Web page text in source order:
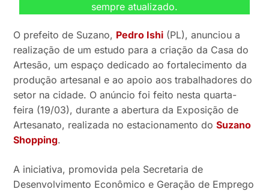
sempre atualizado.
O prefeito de Suzano, Pedro Ishi (PL), anunciou a
realização de um estudo para a criação da Casa do
Artesão, um espaço dedicado ao fortalecimento da
produção artesanal e ao apoio aos trabalhadores do
setor na cidade. O anúncio foi feito nesta quarta-
feira (19/03), durante a abertura da Exposição de
Artesanato, realizada no estacionamento doSuzano
Shopping.
A iniciativa, promovida pela Secretaria de
Desenvolvimento Econômico e Geração de Emprego